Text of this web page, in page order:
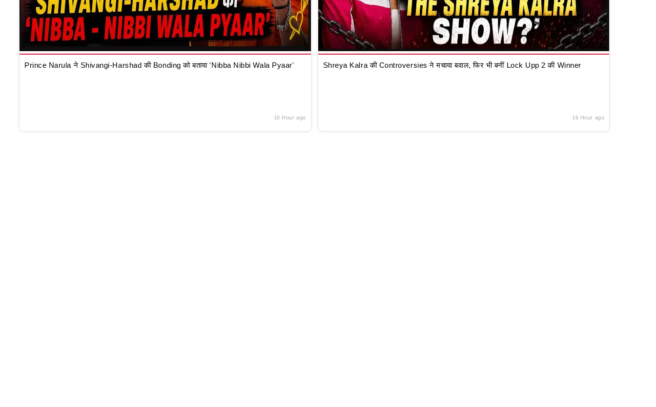
Prince Narula ने Shivangi-Harshad की Bonding को बताया 'Nibba Nibbi Wala Pyaar'
16 Hour ago
Shreya Kalra की Controversies ने मचाया बवाल, फिर भी बनीं Lock Upp 2 की Winner
16 Hour ago